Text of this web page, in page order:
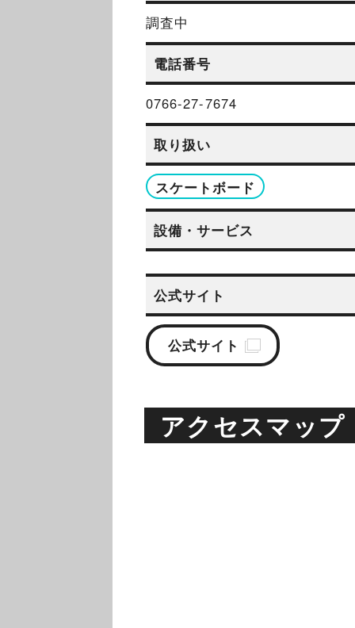
調査中
電話番号
0766-27-7674
取り扱い
スケートボード
設備・サービス
公式サイト
公式サイト
アクセスマップ